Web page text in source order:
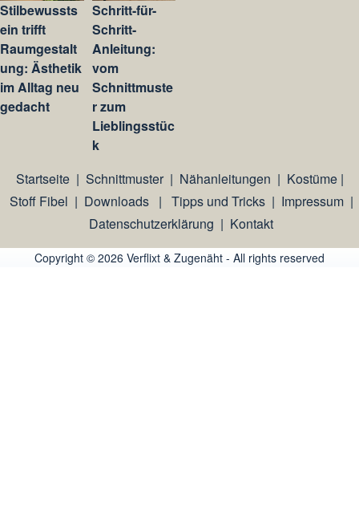
Stilbewussts
ein trifft
Raumgestalt
ung: Ästhetik
im Alltag neu
gedacht
Schritt-für-
Schritt-
Anleitung:
vom
Schnittmuste
r zum
Lieblingsstüc
k
Startseite| Schnittmuster| Nähanleitungen | Kostüme|
Stoff Fibel | Downloads | Tipps und Tricks| Impressum|
Datenschutzerklärung | Kontakt
Copyright © 2026 Verflixt & Zugenäht - All rights reserved